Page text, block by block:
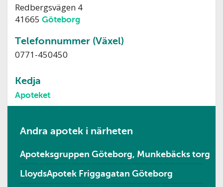
Redbergsvägen 4
41665Göteborg
Telefonnummer (Växel)
0771-450450
Kedja
Apoteket
Andra apotek i närheten
Apoteksgruppen Göteborg, Munkebäcks torg
LloydsApotek Friggagatan Göteborg